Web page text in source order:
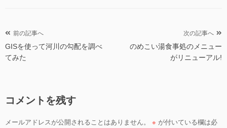
投
稿
ナ
ー
シ
前の記事へ
GISを使って河川の勾配を調べ
てみた
次の記事へ
のめこい湯食事処のメニュー
がリニューアル!
コメントを残す
メールアドレスが公開されることはありません。 ※ が付いている欄は必